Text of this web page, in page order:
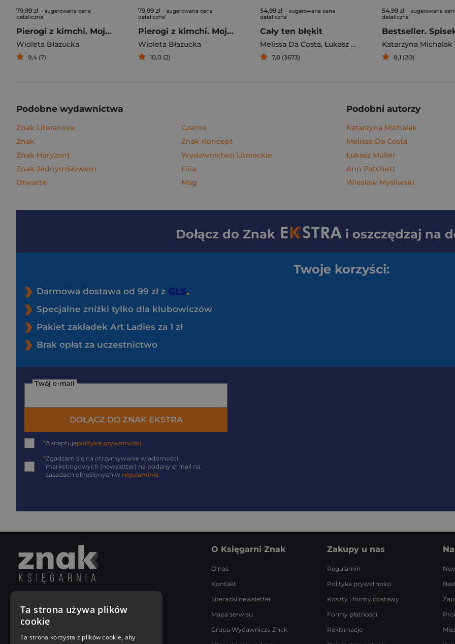
79,99 zł - sugerowana cena
detaliczna
Pierogi z kimchi. Moje ulubione azjatyckie przepisy
Wioleta Błazucka
9,4 (7)
79,99 zł - sugerowana cena
detaliczna
Pierogi z kimchi. Moje ulubione azjatyckie przepisy - książka z autografem
Wioleta Błazucka
10,0 (2)
54,99 zł - sugerowana cena
detaliczna
Cały ten błękit
Melissa Da Costa, Łukasz Müller
7,8 (3673)
54,99 zł - sugerowana
detaliczna
Bestseller.
Katarzyna Michalak
8,1 (20)
Podobne wydawnictwa
Znak Literanova
Znak
Znak Horyzont
Znak JednymSłowem
Otwarte
Czarne
Znak Koncept
Wydawnictwo Literackie
Filia
Mag
Podobni autorzy
Katarzyna Michalak
Melissa Da Costa
Łukasz Müller
Ann Patchett
Wiesław Myśliwski
Dołącz do Znak i oszczędzaj na
Twoje korzyści:
Darmowa dostawa od 99 zł z
Specjalne zniżki tylko dla klubowiczów
Pakiet zakładek Art Ladies za 1 zł
Brak opłat za uczestnictwo
Twój e-mail
DOŁĄCZ DO ZNAK EKSTRA
*Akceptujępolitykę prywatności
*Zgadzam się na otrzymywanie wiadomości
marketingowych (newsletter) na podany e-mail na
zasadach określonych w regulaminie.
Poniedziałek - Piątek
8:00 - 18:00
[email protected]
O Księgarni Znak
O nas
Kontakt
Literacki newsletter
Mapa serwisu
Grupa Wydawnicza Znak
Zakupy u nas
Regulamin
Polityka prywatności
Koszty i formy dostawy
Formy płatności
Reklamacje
Ta strona używa plików
cookie
Ta strona korzysta z plików cookie, aby